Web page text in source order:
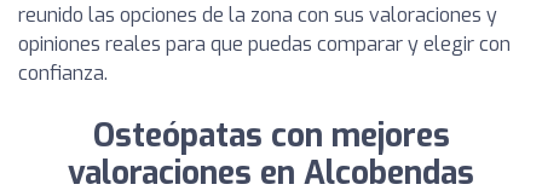
reunido las opciones de la zona con sus valoraciones y
opiniones reales para que puedas comparar y elegir con
confianza.
Osteópatas con mejores
valoraciones en Alcobendas